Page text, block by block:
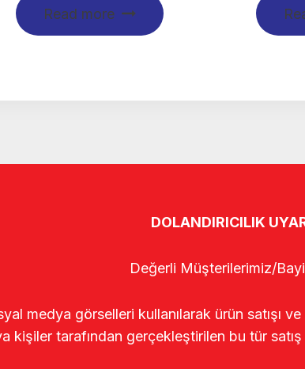
Read more
DOLANDIRICILIK
Değerli Müşterilerimiz/
medya görselleri kullanılarak ürün satışı
kişiler tarafından gerçekleştirilen bu tür satış